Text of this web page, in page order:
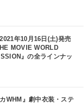
年10月16日(土)発売
MOVIE WORLD
』の全ラインナッ
WHM』劇中衣装・ステ